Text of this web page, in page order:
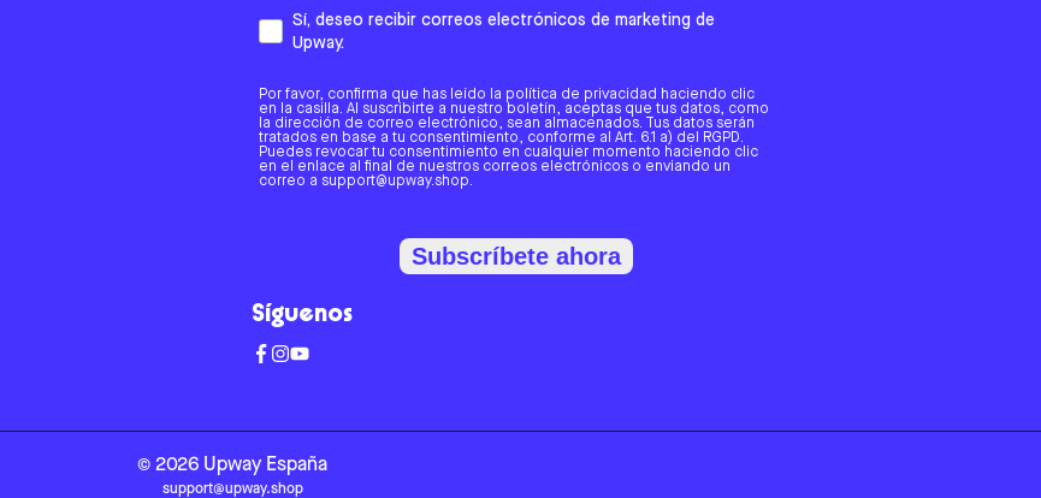
Sí, deseo recibir correos electrónicos de marketing de
Upway.
Por favor, confirma que has leído la política de privacidad haciendo clic
en la casilla. Al suscribirte a nuestro boletín, aceptas que tus datos, como
la dirección de correo electrónico, sean almacenados. Tus datos serán
tratados en base a tu consentimiento, conforme al Art. 6.1 a) del RGPD.
Puedes revocar tu consentimiento en cualquier momento haciendo clic
en el enlace al final de nuestros correos electrónicos o enviando un
correo a support@upway.shop.
Subscríbete ahora
Síguenos
© 2026 Upway España
support@upway.shop